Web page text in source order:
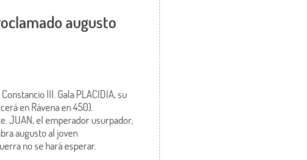
augusto
III. Gala PLACIDIA, su
en Rávena en 450).
JUAN, el emperador usurpador,
augusto al joven
no se hará esperar.